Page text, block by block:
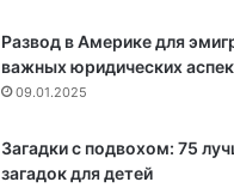
Развод в Америке для
важных юридических
09.01.2025
Загадки с подвохом: 75
загадок для детей